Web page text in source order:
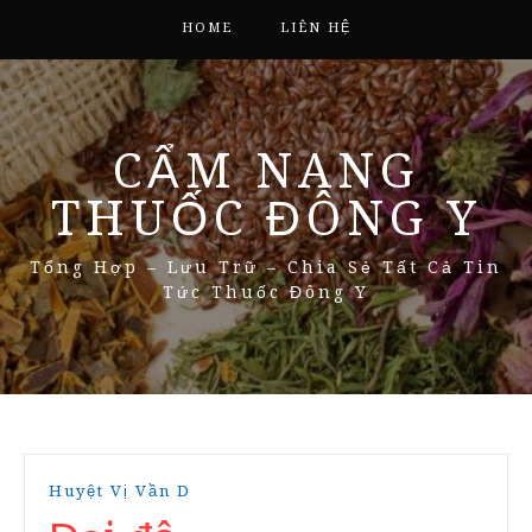
HOME LIÊN HỆ
CẨM NANG
THUỐC ĐÔNG Y
Tổng Hợp – Lưu Trữ – Chia Sẻ Tất Cả Tin
Tức Thuốc Đông Y
Huyệt Vị Vần D